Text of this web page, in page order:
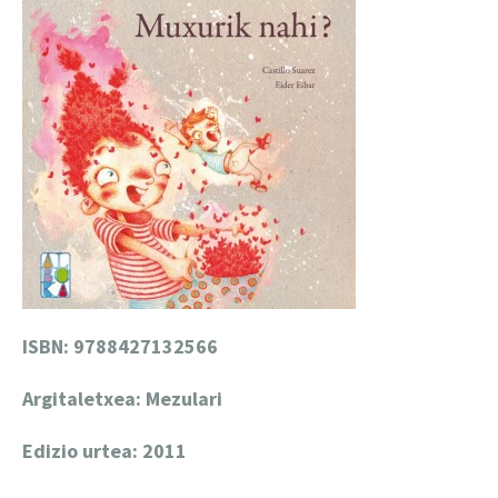
ISBN: 9788427132566
Argitaletxea: Mezulari
Edizio urtea: 2011